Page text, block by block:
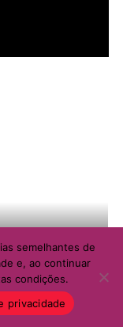
semelhantes de
e, ao continuar
condições.
privacidade